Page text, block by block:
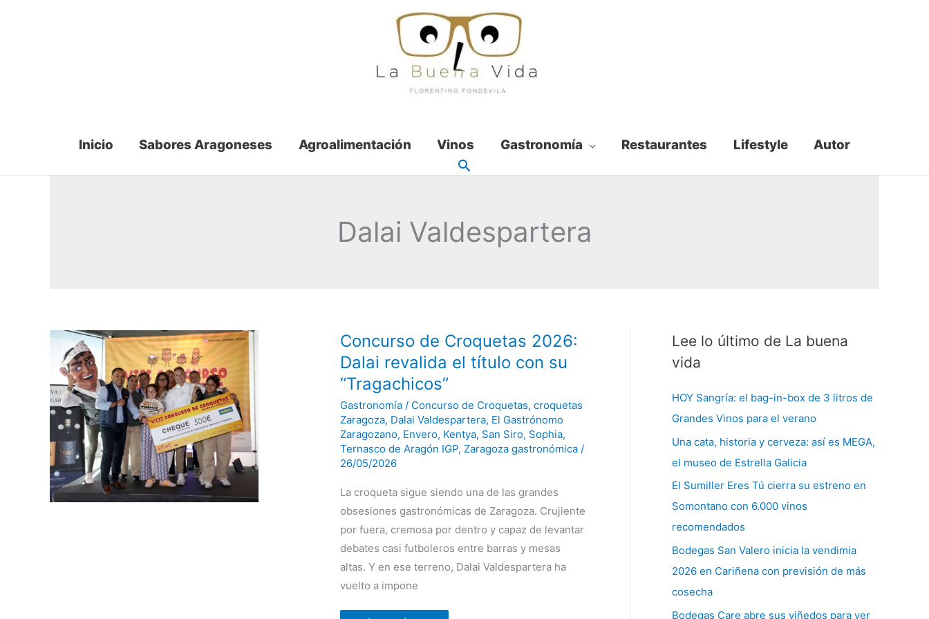
Inicio Sabores Aragoneses Agroalimentación Vinos Gastronomía Restaurantes Lifestyle Autor
Dalai Valdespartera
Concurso de Croquetas 2026:
Dalai revalida el título con su
“Tragachicos”
Gastronomía/ Concurso de Croquetas, croquetas
Zaragoza, Dalai Valdespartera, El Gastrónomo
Zaragozano, Envero, Kentya, San Siro, Sophia,
Ternasco de Aragón IGP, Zaragoza gastronómica/
26/05/2026
La croqueta sigue siendo una de las grandes
obsesiones gastronómicas de Zaragoza. Crujiente
por fuera, cremosa por dentro y capaz de levantar
debates casi futboleros entre barras y mesas
altas. Y en ese terreno, Dalai Valdespartera ha
vuelto a impone
Concurso
de
Croquetas
2026:
revalida
el
título
con
su
“Tragachicos”
Lee lo último de La buena
vida
HOY Sangría: el bag-in-box de 3 litros de
Grandes Vinos para el verano
Una cata, historia y cerveza: así es MEGA,
el museo de Estrella Galicia
El Sumiller Eres Tú cierra su estreno en
Somontano con 6.000 vinos
recomendados
Bodegas San Valero inicia la vendimia
2026 en Cariñena con previsión de más
cosecha
Bodegas Care abre sus viñedos para ver
C
a
e
g
o
r
í
a
s